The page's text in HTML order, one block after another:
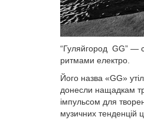
“Гуляйгород GG” —
ритмами електро.
Його назва «GG»
донесли нащадкам
імпульсом для
музичних тенденцій